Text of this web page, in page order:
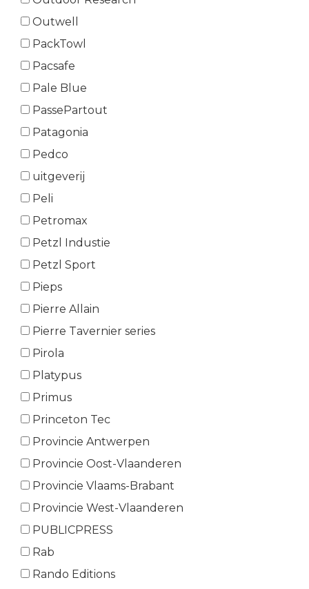
Outwell
PackTowl
Pacsafe
Pale Blue
PassePartout
Patagonia
Pedco
uitgeverij
Peli
Petromax
Petzl Industie
Petzl Sport
Pieps
Pierre Allain
Pierre Tavernier series
Pirola
Platypus
Primus
Princeton Tec
Provincie Antwerpen
Provincie Oost-Vlaanderen
Provincie Vlaams-Brabant
Provincie West-Vlaanderen
PUBLICPRESS
Rab
Rando Editions